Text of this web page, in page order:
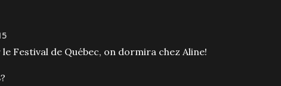
Festival de Québec, on dormira chez Aline!